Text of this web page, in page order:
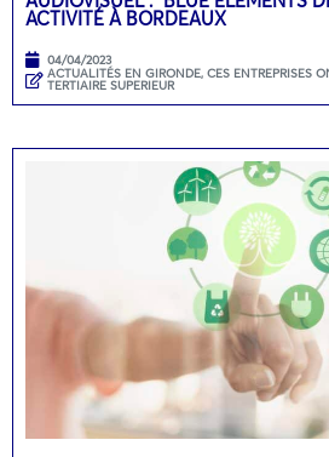
ACTIVITÉ À BORDEAUX
04/04/2023
ACTUALITÉS EN GIRONDE, CES ENTREPRISES
TERTIAIRE SUPERIEUR